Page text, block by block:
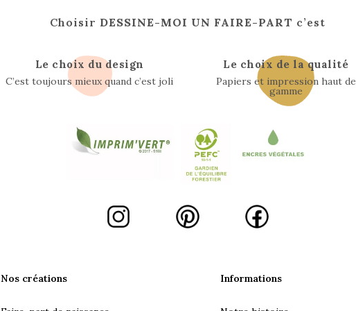
Choisir DESSINE-MOI UN FAIRE-PART c’est
Le choix du design
C’est toujours mieux quand c’est joli
Le choix de la qualité
Papiers et impression haut de
gamme
Nos créations Informations